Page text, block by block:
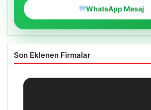
WhatsApp Mesaj
Son Eklenen Firmalar